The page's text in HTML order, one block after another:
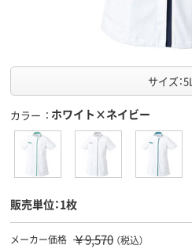
サイズ：5L
カラー ホワイト×ネイビー
販売単位：1枚
メーカー価格 ￥9,570 （税込）